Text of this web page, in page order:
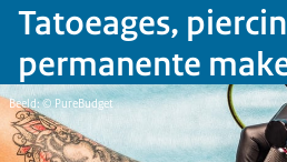
Tatoeages,
permanente
Beeld: © PureBudget